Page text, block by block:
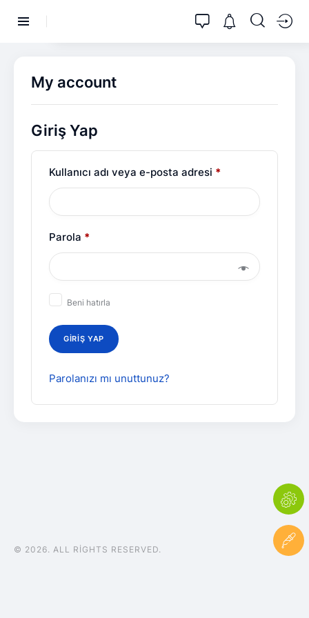
My account
Giriş Yap
Kullanıcı adı veya e-posta adresi *
Parola *
Beni hatırla
GIRIŞ YAP
Parolanızı mı unuttunuz?
© 2026. ALL RIGHTS RESERVED.